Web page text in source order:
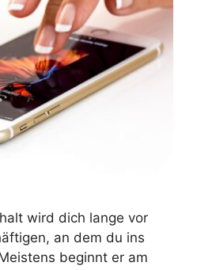
wird dich lange vor
an dem du ins
beginnt er am